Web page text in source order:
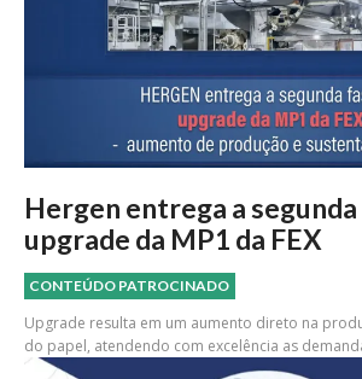
Hergen entrega a
upgrade da MP1 da FEX
CONTEÚDO PATROCINADO
Upgrade resulta em um aumento direto na
do papel, atendendo com excelência as